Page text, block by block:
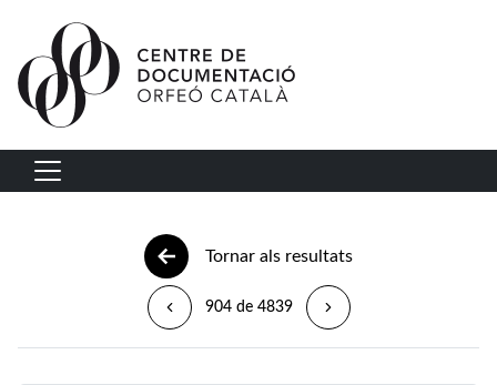
Vés al contingut
Navegació principal
Tornar als resultats
904 de 4839